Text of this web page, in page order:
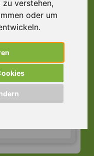
zu verstehen,
oder um